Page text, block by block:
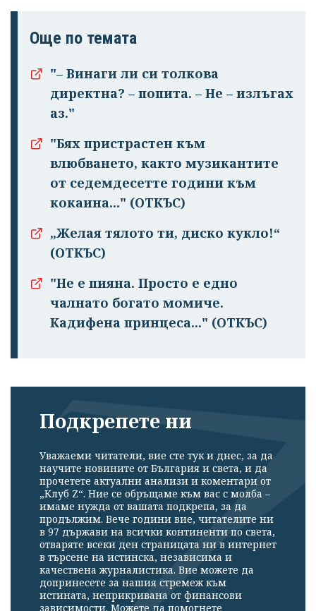
излязохте от
профила си!
Още по темата
"– Винаги ли си толкова
директна? – попита. – Не – излъгах
аз."
"Бях пристрастен към
влюбването, както музикантите
от седемдесетте години към
кокаина..." (ОТКЪС)
„Желая тялото ти, диско кукло!“
(ОТКЪС)
"Не е пияна. Просто е едно
чалнато бога­то момиче.
Кадифена принцеса..." (ОТКЪС)
Подкрепете ни
Уважаеми читатели, вие сте тук и днес, за да
научите новините от България и света, и да
прочетете актуални анализи и коментари от
„Клуб Z“. Ние се обръщаме към вас с молба –
имаме нужда от вашата подкрепа, за да
продължим. Вече години вие, читателите ни
в 97 държави на всички континенти по света,
отваряте всеки ден страницата ни в интернет
в търсене на истинска, независима и
качествена журналистика. Вие можете да
допринесете за нашия стремеж към
истината, неприкривана от финансови
зависимости. Можете да помогнете